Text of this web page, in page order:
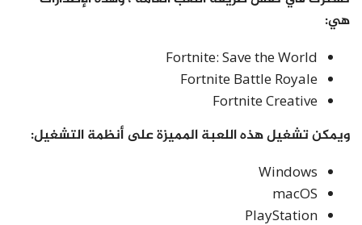
هي:
Fortnite: Save the World
Fortnite Battle Royale
Fortnite Creative
ويمكن تشغيل هذه اللعبة المميزة على أنظمة التشغيل:
Windows
macOS
PlayStation